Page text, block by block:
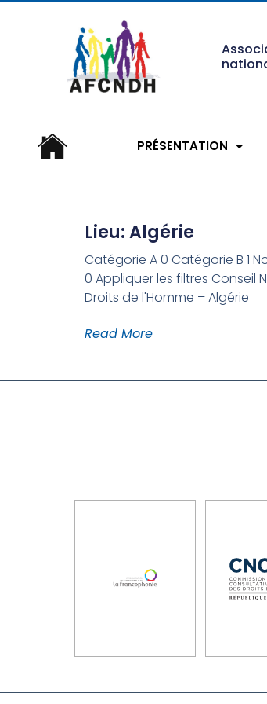
PRÉSENTATION
Lieu: Algérie
Catégorie A 0 Catégorie B 1
0 Appliquer les filtres Conseil
Droits de l'Homme – Algérie
Read More